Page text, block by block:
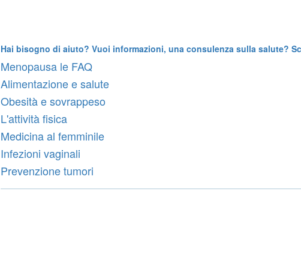
Hai bisogno di aiuto? Vuoi informazioni, una consulenza sulla salute?
Menopausa le FAQ
Alimentazione e salute
Obesità e sovrappeso
L'attività fisica
Medicina al femminile
Infezioni vaginali
Prevenzione tumori